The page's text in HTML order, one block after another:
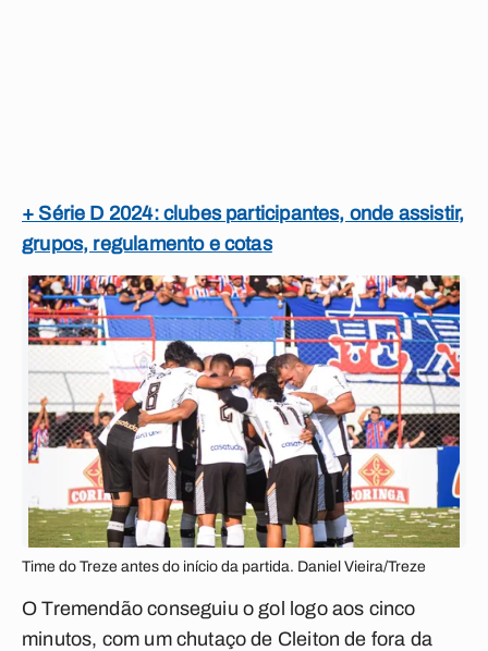
+ Série D 2024: clubes participantes, onde assistir,
grupos, regulamento e cotas
Time do Treze antes do início da partida. Daniel Vieira/Treze
O Tremendão conseguiu o gol logo aos cinco
minutos, com um chutaço de Cleiton de fora da